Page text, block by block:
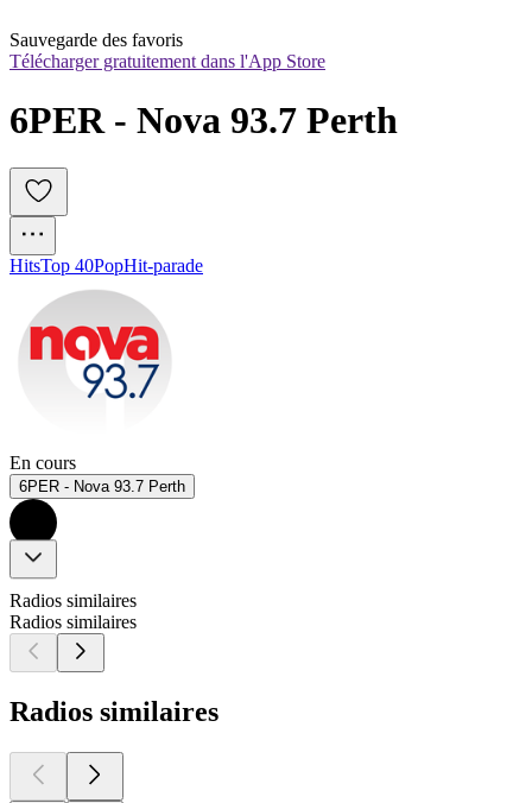
Sauvegarde des favoris
Télécharger gratuitement dans l'App Store
6PER - Nova 93.7 Perth
HitsTop 40PopHit-parade
En cours
6PER - Nova 93.7 Perth
Radios similaires
Radios similaires
Radios similaires